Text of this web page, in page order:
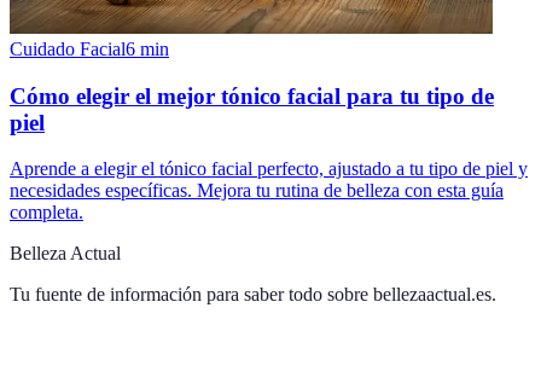
Cuidado Facial6 min
Cómo elegir el mejor tónico facial para tu tipo de
piel
Aprende a elegir el tónico facial perfecto, ajustado a tu tipo de piel y
necesidades específicas. Mejora tu rutina de belleza con esta guía
completa.
Belleza Actual
Tu fuente de información para saber todo sobre bellezaactual.es.